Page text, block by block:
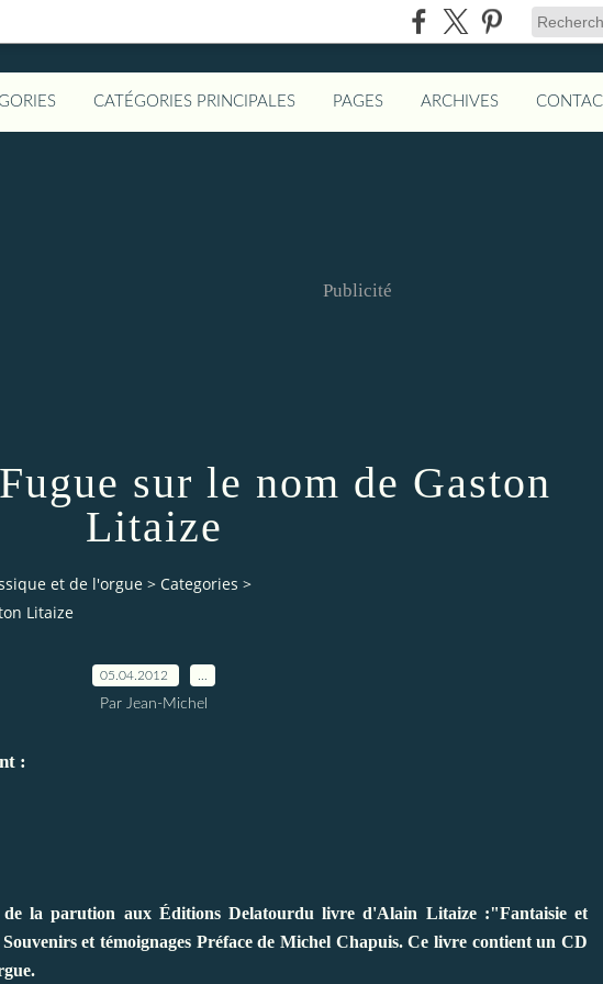
CATÉGORIES PRINCIPALES PAGES ARCHIVES
Publicité
sur le nom de Gaston
Litaize
et de l'orgue > Categories >
Litaize
05.04.2012
Par Jean-Michel
:
de la parution aux Éditions Delatourdu livre d'Alain Litaize :"Fantaisie et
et témoignages Préface de Michel Chapuis. Ce livre contient un CD